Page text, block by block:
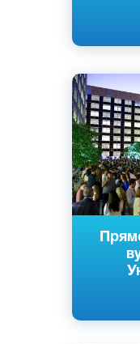
Английский
Сеговия,
Частный